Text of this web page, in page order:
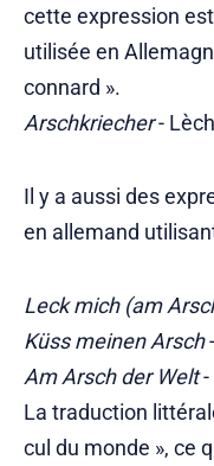
cette expression
utilisée en
connard ».
Arschkriecher-
Il y a aussi des
en allemand
Leck mich (am
Küss meinen Arsch
Am Arsch der Welt-
La traduction
cul du monde », ce